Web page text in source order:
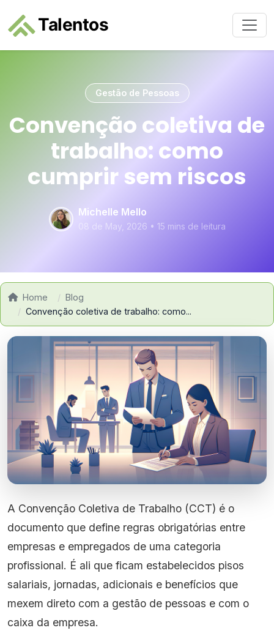
Gestão de Pessoas
Convenção coletiva de
trabalho: como
cumprir sem riscos
Michelle Mello
08 de May, 2026 • 15 mins de leitura
Home
Blog
Convenção coletiva de trabalho: como...
A Convenção Coletiva de Trabalho (CCT) é o
documento que define regras obrigatórias entre
empresas e empregados de uma categoria
profissional. É ali que ficam estabelecidos pisos
salariais, jornadas, adicionais e benefícios que
mexem direto com a gestão de pessoas e com o
caixa da empresa.